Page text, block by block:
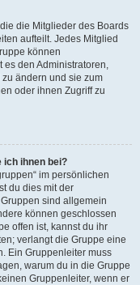
die Mitglieder des Boards
aufteilt. Jedes Mitglied
können
es den Administratoren,
ändern und sie zum
oder ihnen Zugriff zu
ich ihnen bei?
im persönlichen
du dies mit der
sind allgemein
können geschlossen
offen ist, kannst du ihr
verlangt die Gruppe eine
Ein Gruppenleiter muss
warum du in die Gruppe
Gruppenleiter, wenn er